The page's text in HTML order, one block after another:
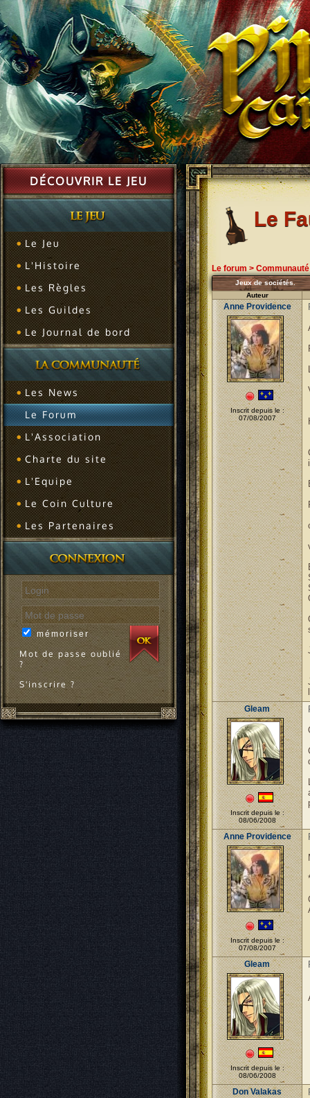
DÉCOUVRIR LE JEU
Le Jeu
L'Histoire
Les Règles
Les Guildes
Le Journal de bord
Les News
Le Forum
L'Association
Charte du site
L'Equipe
Le Coin Culture
Les Partenaires
mémoriser
Mot de passe oublié
?
S'inscrire ?
Le
Le forum > Communauté
Jeux de sociétés.
Auteur
Anne Providence
Inscrit depuis le :
07/08/2007
Gleam
Inscrit depuis le :
08/06/2008
Anne Providence
Inscrit depuis le :
07/08/2007
Gleam
Inscrit depuis le :
08/06/2008
Don Valakas